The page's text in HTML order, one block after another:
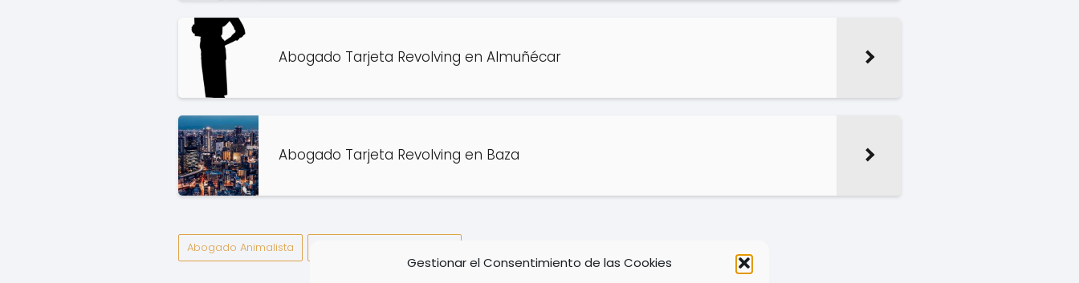
Gestionar el Consentimiento de las Cookies
Abogado Tarjeta Revolving en Almuñécar
Abogado Tarjeta Revolving en Baza
Abogado Animalista